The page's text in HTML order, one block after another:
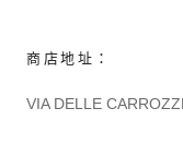
商店地址：
VIA DELLE